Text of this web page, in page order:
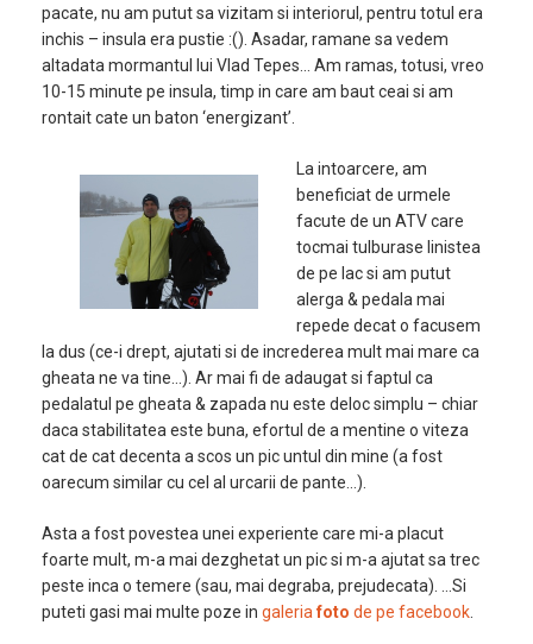
pacate, nu am putut sa vizitam si interiorul, pentru totul era
inchis – insula era pustie :(). Asadar, ramane sa vedem
altadata mormantul lui Vlad Tepes… Am ramas, totusi, vreo
10-15 minute pe insula, timp in care am baut ceai si am
rontait cate un baton ‘energizant’.
La intoarcere, am
beneficiat de urmele
facute de un ATV care
tocmai tulburase linistea
de pe lac si am putut
alerga & pedala mai
repede decat o facusem
la dus (ce-i drept, ajutati si de increderea mult mai mare ca
gheata ne va tine…). Ar mai fi de adaugat si faptul ca
pedalatul pe gheata & zapada nu este deloc simplu – chiar
daca stabilitatea este buna, efortul de a mentine o viteza
cat de cat decenta a scos un pic untul din mine (a fost
oarecum similar cu cel al urcarii de pante…).
Asta a fost povestea unei experiente care mi-a placut
foarte mult, m-a mai dezghetat un pic si m-a ajutat sa trec
peste inca o temere (sau, mai degraba, prejudecata). …Si
puteti gasi mai multe poze in galeriafoto de pe facebook